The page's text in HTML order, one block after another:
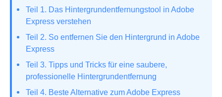
Teil 1. Das Hintergrundentfernungstool in Adobe
Express verstehen
Teil 2. So entfernen Sie den Hintergrund in Adobe
Express
Teil 3. Tipps und Tricks für eine saubere,
professionelle Hintergrundentfernung
Teil 4. Beste Alternative zum Adobe Express